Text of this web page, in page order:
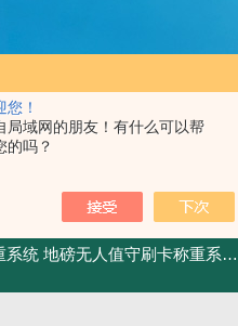
您！
局域网的朋友！有什么可以帮
的吗？
系统 地磅无人值守刷卡称重系统